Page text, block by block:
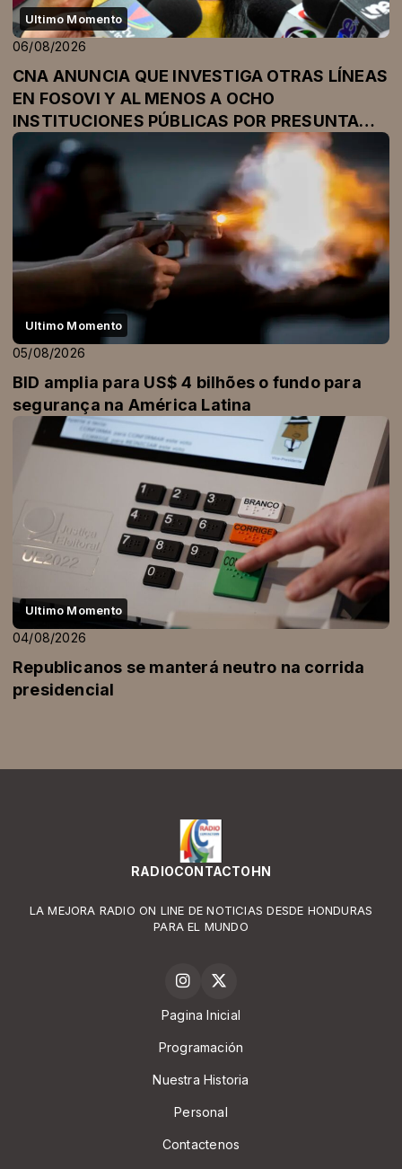
Ultimo Momento
06/08/2026
CNA ANUNCIA QUE INVESTIGA OTRAS LÍNEAS
EN FOSOVI Y AL MENOS A OCHO
INSTITUCIONES PÚBLICAS POR PRESUNTA
CORRUPCIÓN
Ultimo Momento
05/08/2026
BID amplia para US$ 4 bilhões o fundo para
segurança na América Latina
Ultimo Momento
04/08/2026
Republicanos se manterá neutro na corrida
presidencial
RADIOCONTACTOHN
LA MEJORA RADIO ON LINE DE NOTICIAS DESDE HONDURAS
PARA EL MUNDO
Pagina Inicial
Programación
Nuestra Historia
Personal
Contactenos